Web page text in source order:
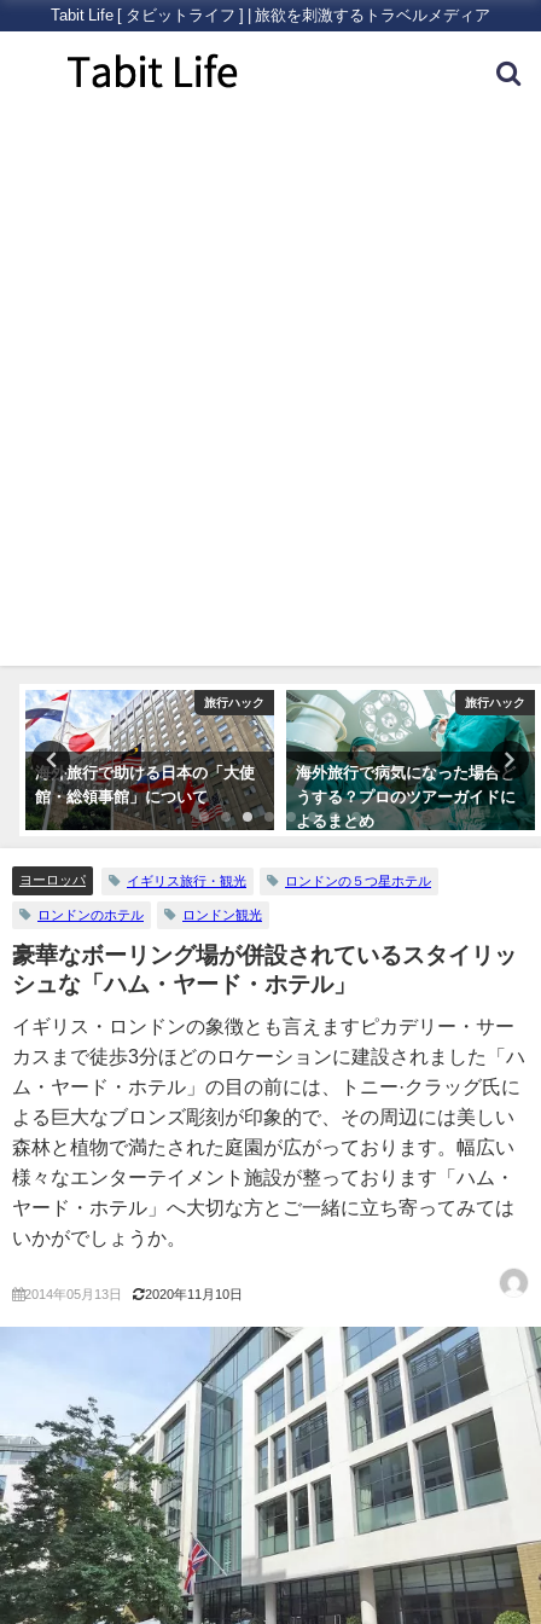
Tabit Life [ タビットライフ ] | 旅欲を刺激するトラベルメディア
旅行ハック
海外旅行で助ける日本の「大使
館・総領事館」について
旅行ハック
海外旅行で病気になった場合ど
うする？プロのツアーガイドに
よるまとめ
ヨーロッパ イギリス旅行・観光 ロンドンの５つ星ホテル
ロンドンのホテル ロンドン観光
豪華なボーリング場が併設されているスタイリッ
シュな「ハム・ヤード・ホテル」
イギリス・ロンドンの象徴とも言えますピカデリー・サー
カスまで徒歩3分ほどのロケーションに建設されました「ハ
ム・ヤード・ホテル」の目の前には、トニー·クラッグ氏に
よる巨大なブロンズ彫刻が印象的で、その周辺には美しい
森林と植物で満たされた庭園が広がっております。幅広い
様々なエンターテイメント施設が整っております「ハム・
ヤード・ホテル」へ大切な方とご一緒に立ち寄ってみては
いかがでしょうか。
2014年05月13日 2020年11月10日